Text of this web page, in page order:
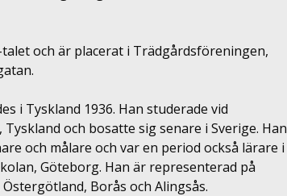
och är placerat i Trädgårdsföreningen,
i Tyskland 1936. Han studerade vid
och bosatte sig senare i Sverige. Han
och målare och var en period också lärare i
Göteborg. Han är representerad på
Borås och Alingsås.